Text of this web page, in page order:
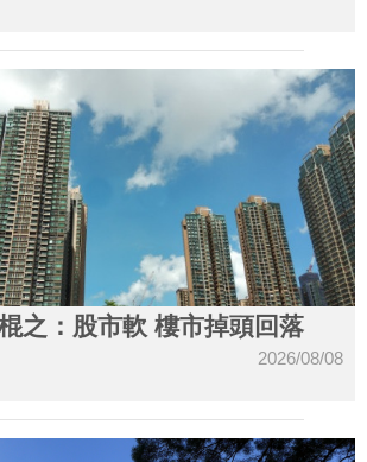
之：股市軟 樓市掉頭回落
2026/08/08